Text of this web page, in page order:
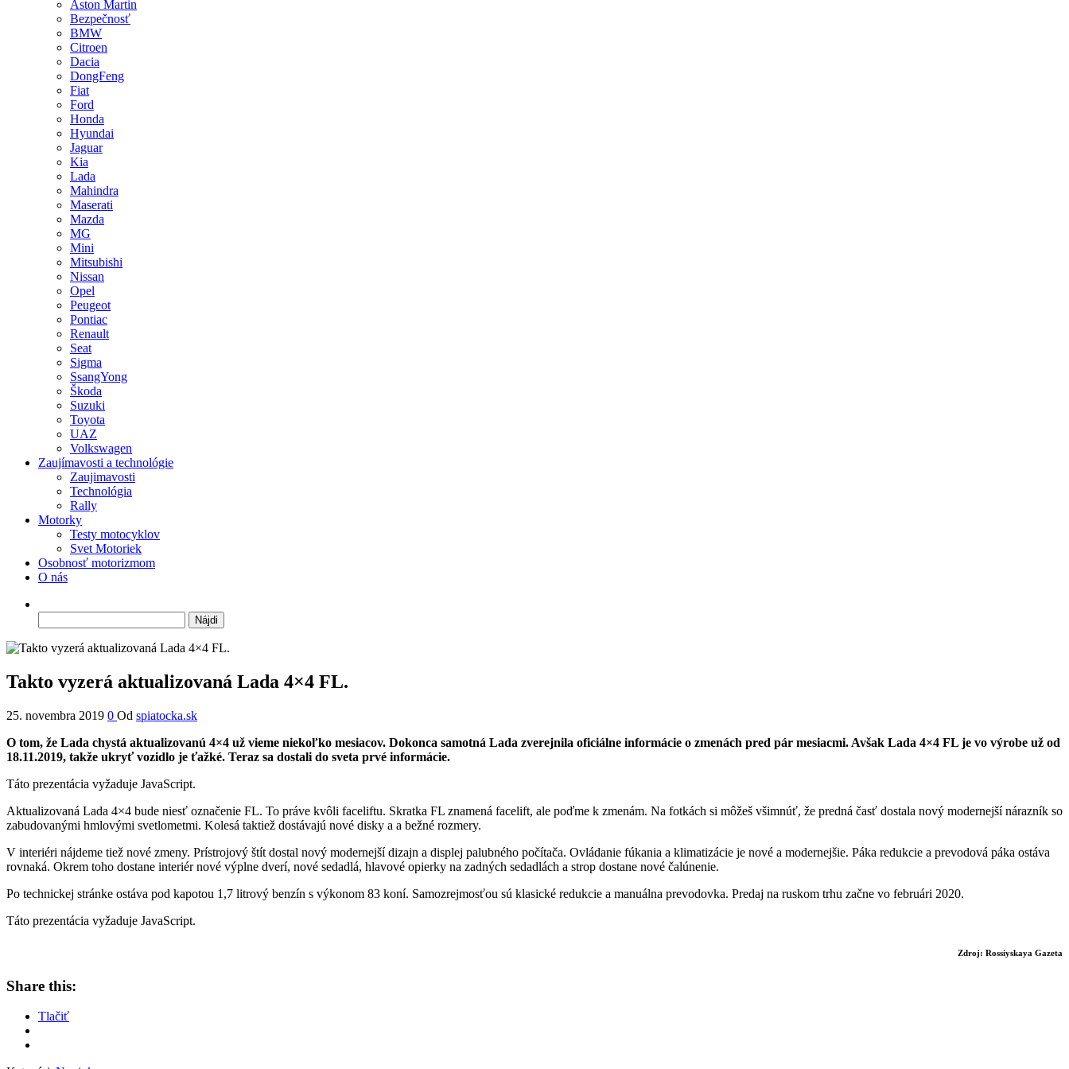
Aston Martin
Bezpečnosť
BMW
Citroen
Dacia
DongFeng
Fiat
Ford
Honda
Hyundai
Jaguar
Kia
Lada
Mahindra
Maserati
Mazda
MG
Mini
Mitsubishi
Nissan
Opel
Peugeot
Pontiac
Renault
Seat
Sigma
SsangYong
Škoda
Suzuki
Toyota
UAZ
Volkswagen
Zaujímavosti a technológie
Zaujimavosti
Technológia
Rally
Motorky
Testy motocyklov
Svet Motoriek
Osobnosť motorizmom
O nás
Takto vyzerá aktualizovaná Lada 4×4 FL.
25. novembra 2019 0 Od spiatocka.sk
O tom, že Lada chystá aktualizovanú 4×4 už vieme niekoľko mesiacov. Dokonca samotná Lada zverejnila oficiálne informácie o zmenách pred pár mesiacmi. Avšak Lada 4×4 FL je vo výrobe už od
18.11.2019, takže ukryť vozidlo je ťažké. Teraz sa dostali do sveta prvé informácie.
Táto prezentácia vyžaduje JavaScript.
Aktualizovaná Lada 4×4 bude niesť označenie FL. To práve kvôli faceliftu. Skratka FL znamená facelift, ale poďme k zmenám. Na fotkách si môžeš všimnúť, že predná časť dostala nový modernejší nárazník so
zabudovanými hmlovými svetlometmi. Kolesá taktiež dostávajú nové disky a a bežné rozmery.
V interiéri nájdeme tiež nové zmeny. Prístrojový štít dostal nový modernejší dizajn a displej palubného počítača. Ovládanie fúkania a klimatizácie je nové a modernejšie. Páka redukcie a prevodová páka ostáva
rovnaká. Okrem toho dostane interiér nové výplne dverí, nové sedadlá, hlavové opierky na zadných sedadlách a strop dostane nové čalúnenie.
Po technickej stránke ostáva pod kapotou 1,7 litrový benzín s výkonom 83 koní. Samozrejmosťou sú klasické redukcie a manuálna prevodovka. Predaj na ruskom trhu začne vo februári 2020.
Táto prezentácia vyžaduje JavaScript.
Zdroj: Rossiyskaya Gazeta
Share this:
Tlačiť